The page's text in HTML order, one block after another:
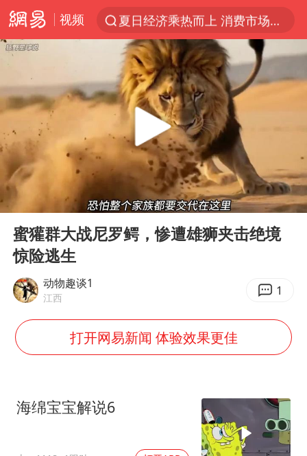
视频
夏日经济乘热而上 消费市场向新而行
白海豚北上或致京津冀暴雨
上海全力守护市民“菜篮子”
上门女婿出轨女邻居多年被判重婚罪
美将每月供乌爱国者拦截导弹
猫咪过火把节被抹成黑猫
构建更高水平的全民健身公共服务体系
暴雨预报为何有时感觉不准
Play
03:28
蜜獾群大战尼罗鳄，惨遭雄狮夹击绝境
惊险逃生
动物趣谈1
江西 1
打开网易新闻 体验效果更佳
海绵宝宝解说6